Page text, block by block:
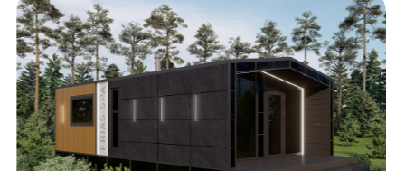
8 750 000 ₽
Стоимость комплекса:
5 дней
11,2 × 6,5 × 3,25 м
Размеры (ДxШxВ):
80 дней
Срок
изготовления:
72 м²
Общая площадь:
FRIAS PREMIUM